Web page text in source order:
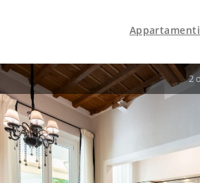
Appartamenti